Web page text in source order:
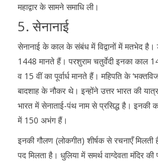
महाद्वार के सामने समाधि ली।
5. सेनानाई
सेनानाई के काल के संबंध में विद्वानों में मतभेद
1448 मानते हैं। परशुराम चतुर्वेदी इनका काल 14
व 15 वीं का पूर्वार्ध मानते हैं। महिपति के
बादशाह के नौकर थे। इन्होंने उत्तर भारत की
भारत में सेनाताई-पंथ नाम से प्रसिद्ध है। इनकी
में 150 अभंग हैं।
इनकी गौलण (लोकगीत) शीर्षक से रचनाएँ
पद मिलता है। धुलिया में समर्थ वाग्देवता मंदिर की